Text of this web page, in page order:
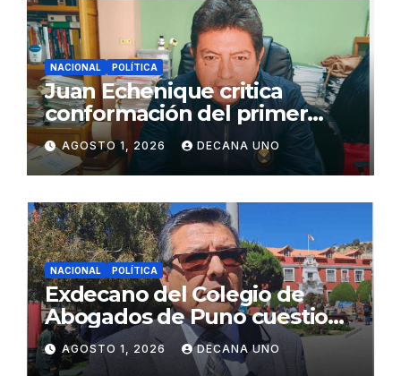
NACIONAL POLÍTICA
Juan Echenique critica
conformación del primer
gabinete ministerial de Keiko
Fujimori
AGOSTO 1, 2026 DECANA UNO
NACIONAL POLÍTICA
Exdecano del Colegio de
Abogados de Puno cuestiona
propuestas sobre seguridad
ciudadana
AGOSTO 1, 2026 DECANA UNO